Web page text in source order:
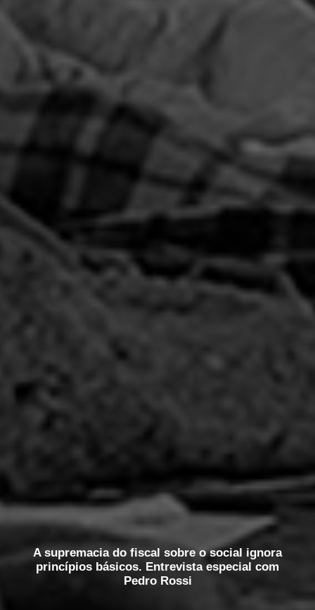
A supremacia do fiscal sobre o social ignora
princípios básicos. Entrevista especial com
Pedro Rossi